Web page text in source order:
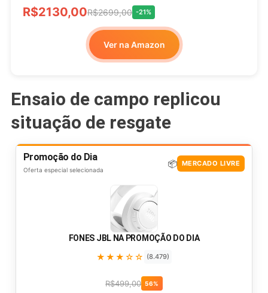
R$2130,00R$2699,00 -21%
Ver na Amazon
Ensaio de campo replicou
situação de resgate
Promoção do Dia
Oferta especial selecionada
📦 MERCADO LIVRE
FONES JBL NA PROMOÇÃO DO DIA
★★★☆☆ (8.479)
R$499,00 56%